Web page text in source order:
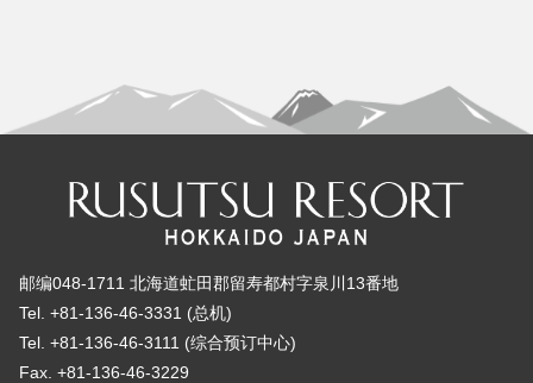
邮编048-1711 北海道虻田郡留寿都村字泉川13番地
Tel. +81-136-46-3331 (总机)
Tel. +81-136-46-3111 (综合预订中心)
Fax. +81-136-46-3229